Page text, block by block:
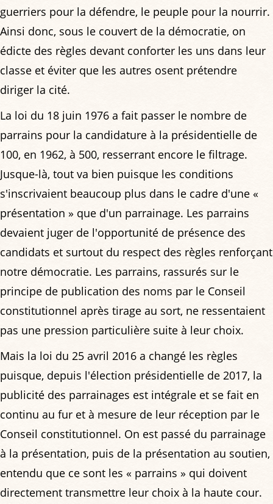
guerriers pour la défendre, le peuple pour la nourrir.
Ainsi donc, sous le couvert de la démocratie, on
édicte des règles devant conforter les uns dans leur
classe et éviter que les autres osent prétendre
diriger la cité.
La loi du 18 juin 1976 a fait passer le nombre de
parrains pour la candidature à la présidentielle de
100, en 1962, à 500, resserrant encore le filtrage.
Jusque-là, tout va bien puisque les conditions
s'inscrivaient beaucoup plus dans le cadre d'une «
présentation » que d'un parrainage. Les parrains
devaient juger de l'opportunité de présence des
candidats et surtout du respect des règles renforçant
notre démocratie. Les parrains, rassurés sur le
principe de publication des noms par le Conseil
constitutionnel après tirage au sort, ne ressentaient
pas une pression particulière suite à leur choix.
Mais la loi du 25 avril 2016 a changé les règles
puisque, depuis l'élection présidentielle de 2017, la
publicité des parrainages est intégrale et se fait en
continu au fur et à mesure de leur réception par le
Conseil constitutionnel. On est passé du parrainage
à la présentation, puis de la présentation au soutien,
entendu que ce sont les « parrains » qui doivent
directement transmettre leur choix à la haute cour.